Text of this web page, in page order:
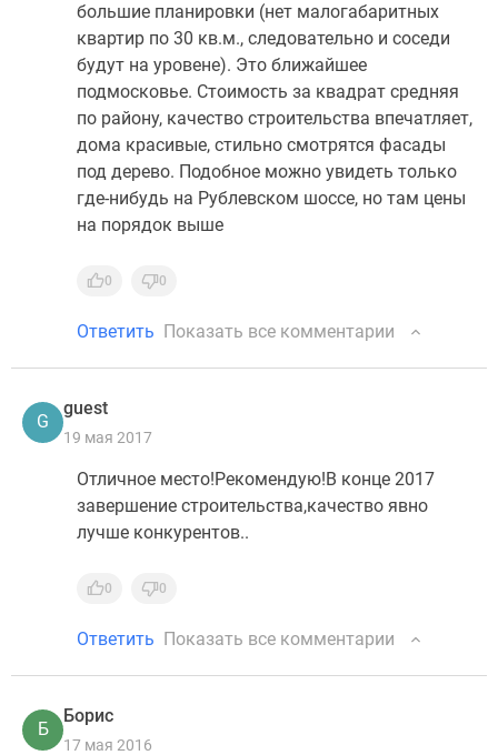
большие планировки (нет малогабаритных
квартир по 30 кв.м., следовательно и соседи
будут на уровене). Это ближайшее
подмосковье. Стоимость за квадрат средняя
по району, качество строительства впечатляет,
дома красивые, стильно смотрятся фасады
под дерево. Подобное можно увидеть только
где-нибудь на Рублевском шоссе, но там цены
на порядок выше
0 0
Ответить Показать все комментарии
G
guest
19 мая 2017
Отличное место!Рекомендую!В конце 2017
завершение строительства,качество явно
лучше конкурентов..
0 0
Ответить Показать все комментарии
Б
Борис
17 мая 2016